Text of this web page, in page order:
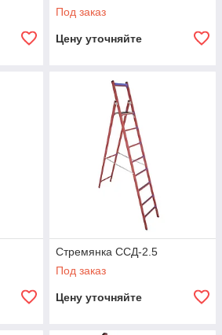
Под заказ
Цену уточняйте
Стремянка ССД-2.5
Под заказ
Цену уточняйте